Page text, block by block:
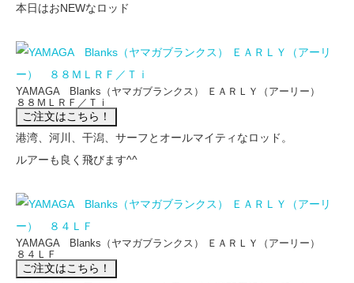
本日はおNEWなロッド
YAMAGA Blanks（ヤマガブランクス） ＥＡＲＬＹ（アーリー）
８８ＭＬＲＦ／Ｔｉ
港湾、河川、干潟、サーフとオールマイティなロッド。
ルアーも良く飛びます^^
YAMAGA Blanks（ヤマガブランクス） ＥＡＲＬＹ（アーリー）
８４ＬＦ